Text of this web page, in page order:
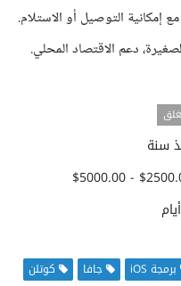
إمكانية التوصيل أو الاستلام.
دعم الاقتصاد المحلي.
سنة
$2500.00 -
برمجة iOS جافا
كوتلن